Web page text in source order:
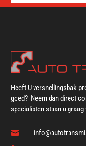
Heeft U versnellingsbak
goed? Neem dan direct
specialisten staan u
